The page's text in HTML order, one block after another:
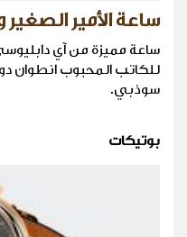
ساعة الأمير
ساعة مميزة من آي
للكاتب المحبوب انطوان
سوذبي.
بوتيكات